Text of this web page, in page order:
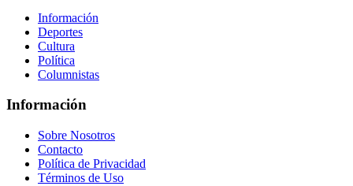
Información
Deportes
Cultura
Política
Columnistas
Información
Sobre Nosotros
Contacto
Política de Privacidad
Términos de Uso